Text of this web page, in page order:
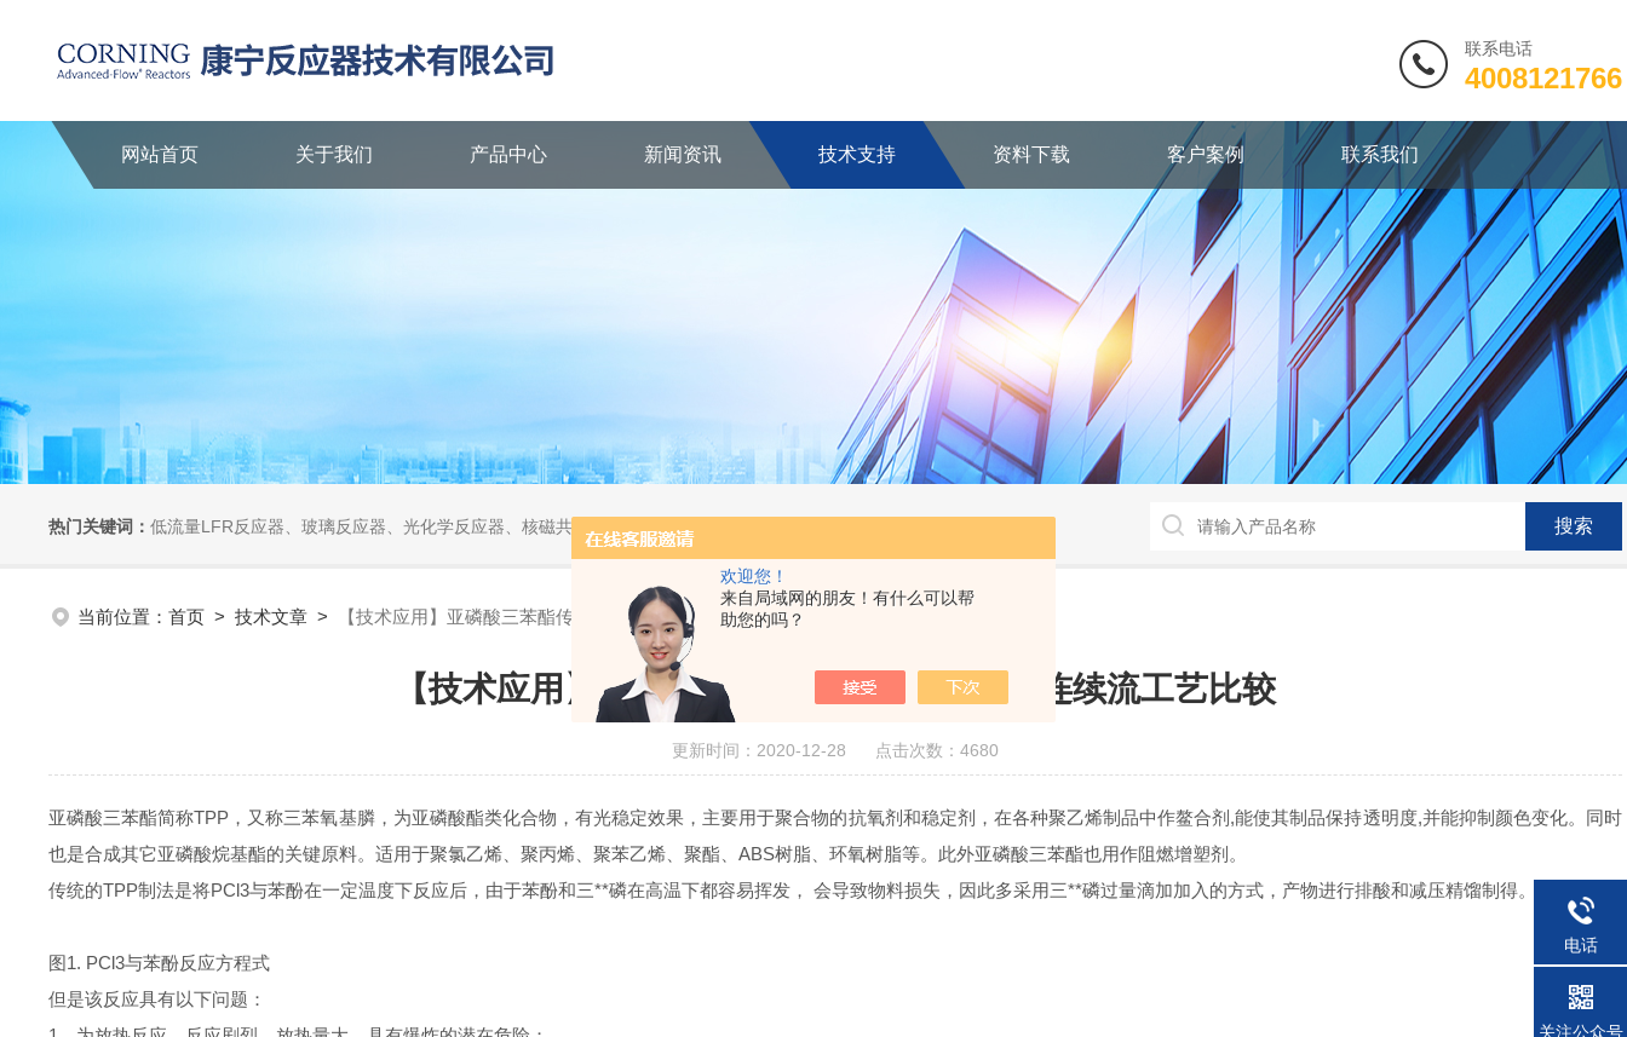
欢迎您！
来自局域网的朋友！有什么可以帮
助您的吗？
联系电话
4008121766
网站首页 关于我们 产品中心 新闻资讯 技术支持 资料下载 客户案例 联系我们
热门关键词： 低流量LFR反应器、玻璃反应器、光化学反应器、核磁共振波谱仪、陶瓷反应器
当前位置： 首页 > 技术文章 > 【技术应用】亚磷酸三苯酯传统生产工艺与连续流工艺比较
【技术应用】亚磷酸三苯酯传统生产工艺与连续流工艺比较
更新时间：2020-12-28 点击次数：4680
亚磷酸三苯酯简称TPP ，又称三苯氧基膦，为亚磷酸酯类化合物，有光稳定效果，主要用于聚合物的抗氧剂和稳定剂，在各种聚乙烯制品中作鳌合剂 ,能使其制品保持透明度,并能抑制颜色变化。同时
也是合成其它亚磷酸烷基酯的关键原料。适用于聚氯乙烯、聚丙烯、聚苯乙烯、聚酯、 ABS树脂、环氧树脂等。此外亚磷酸三苯酯也用作阻燃增塑剂。
传统的TPP制法是将PCl3与苯酚在一定温度下反应后，由于苯酚和三**磷在高温下都容易挥发， 会导致物料损失，因此多采用三**磷过量滴加加入的方式，产物进行排酸和减压精馏制得。
图1. PCl3与苯酚反应方程式
但是该反应具有以下问题：
电话
关注公众号